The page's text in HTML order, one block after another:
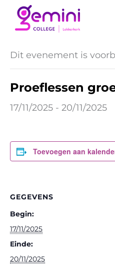
naar
inhoud
« Alle Evenementen
Dit evenement is
Proeflessen
17/11/2025 - 20/11/2025
Toevoegen aan
GEGEVENS
Begin:
17/11/2025
Einde:
20/11/2025